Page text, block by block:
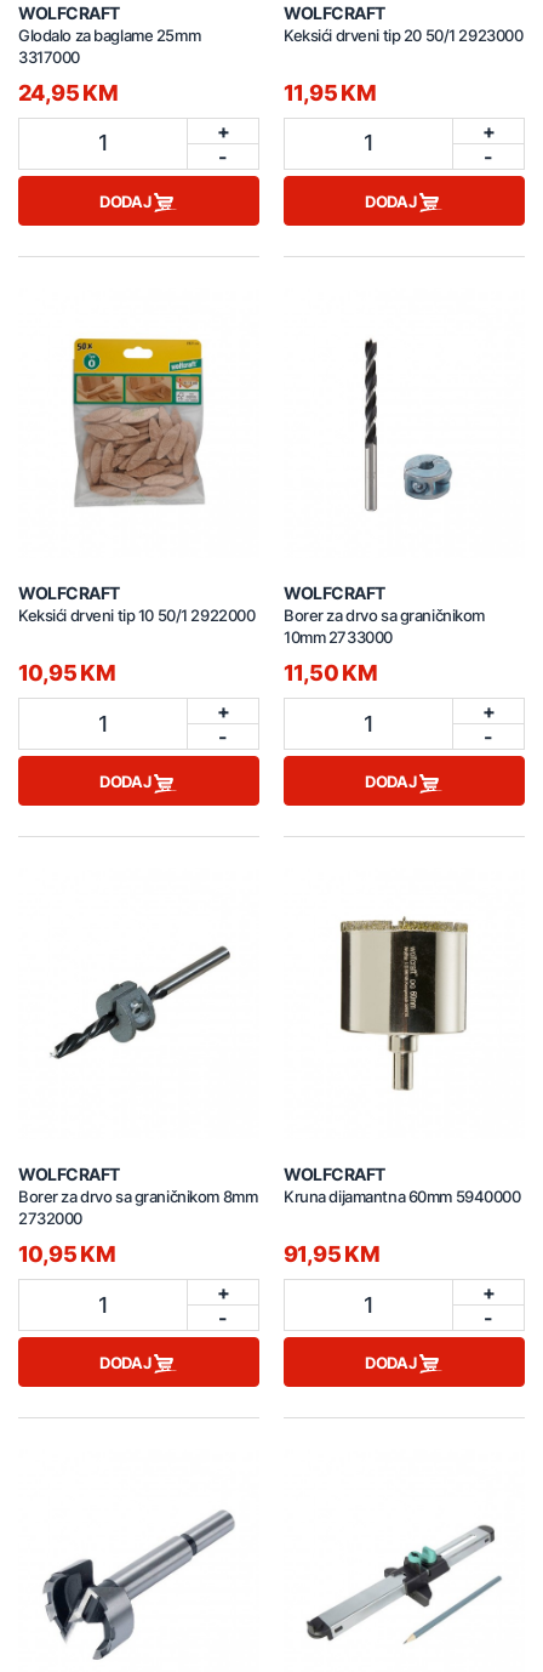
WOLFCRAFT
Glodalo za baglame 25mm
3317000
24,95 KM
1
+
-
DODAJ
WOLFCRAFT
Keksići drveni tip 20 50/1 2923000
11,95 KM
1
+
-
DODAJ
WOLFCRAFT
Keksići drveni tip 10 50/1 2922000
10,95 KM
1
+
-
DODAJ
WOLFCRAFT
Borer za drvo sa graničnikom
10mm 2733000
11,50 KM
1
+
-
DODAJ
WOLFCRAFT
Borer za drvo sa graničnikom 8mm
2732000
10,95 KM
1
+
-
DODAJ
WOLFCRAFT
Kruna dijamantna 60mm 5940000
91,95 KM
1
+
-
DODAJ